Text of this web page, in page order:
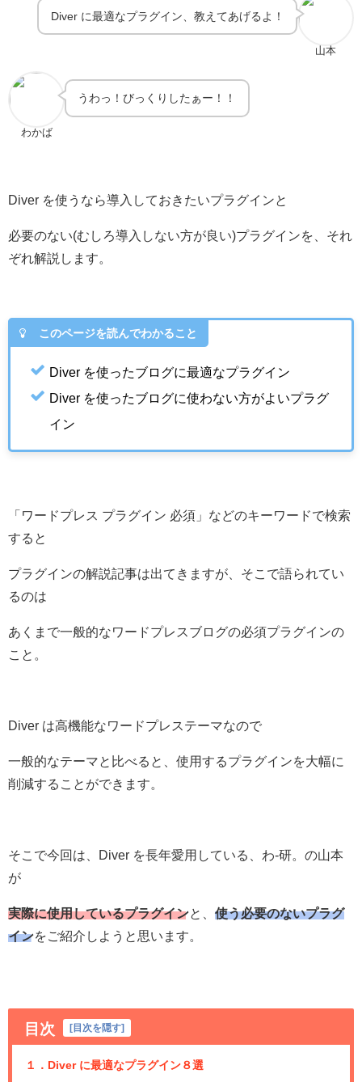
山本
Diver に最適なプラグイン、教えてあげるよ！
わかば
うわっ！びっくりしたぁー！！
Diver を使うなら導入しておきたいプラグインと
必要のない(むしろ導入しない方が良い)プラグインを、それ
ぞれ解説します。
このページを読んでわかること
Diver を使ったブログに最適なプラグイン
Diver を使ったブログに使わない方がよいプラグ
イン
「ワードプレス プラグイン 必須」などのキーワードで検索
すると
プラグインの解説記事は出てきますが、そこで語られてい
るのは
あくまで一般的なワードプレスブログの必須プラグインの
こと。
Diver は高機能なワードプレステーマなので
一般的なテーマと比べると、使用するプラグインを大幅に
削減することができます。
そこで今回は、Diver を長年愛用している、わ-研。の山本
が
実際に使用しているプラグインと、 使う必要のないプラグ
インをご紹介しようと思います。
目次 [ 目次を隠す]
１．Diver に最適なプラグイン８選